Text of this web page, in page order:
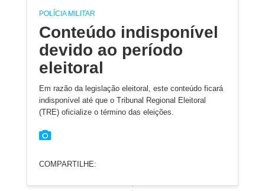
POLÍCIA MILITAR
Conteúdo indisponível
devido ao período
eleitoral
Em razão da legislação eleitoral, este conteúdo ficará
indisponível até que o Tribunal Regional Eleitoral
(TRE) oficialize o término das eleições.
COMPARTILHE: